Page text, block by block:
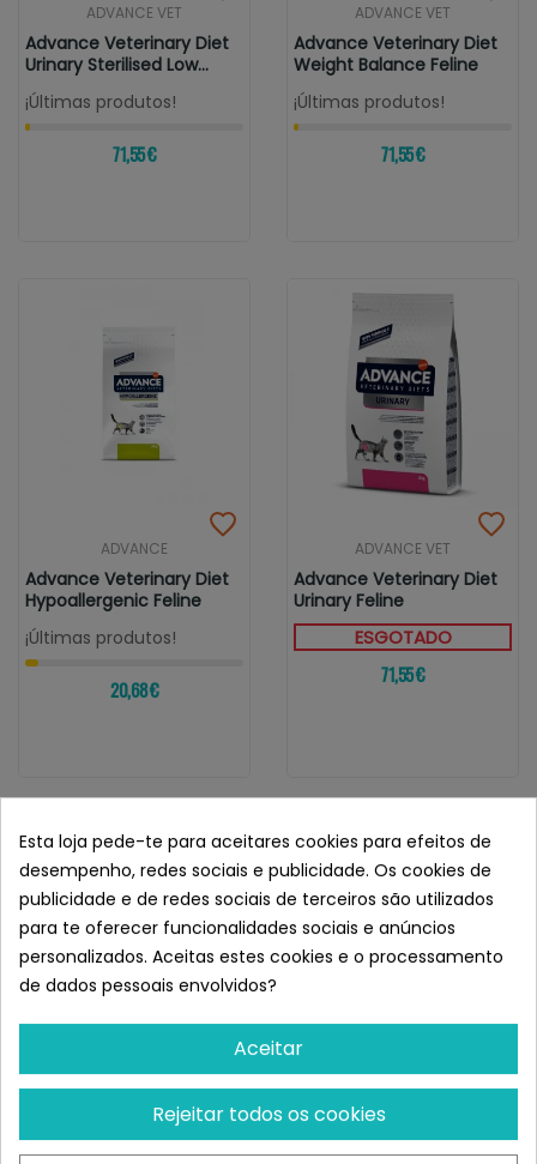
ADVANCE VET
Advance Veterinary Diet
Urinary Sterilised Low...
¡Últimas produtos!
71,55 €
ADVANCE VET
Advance Veterinary Diet
Weight Balance Feline
¡Últimas produtos!
71,55 €
ADVANCE
Advance Veterinary Diet
Hypoallergenic Feline
¡Últimas produtos!
20,68 €
ADVANCE VET
Advance Veterinary Diet
Urinary Feline
ESGOTADO
71,55 €
Chegámos ao fim desta página. Voltar ao topo
FAZ PARTE
DA FAMÍLIA SUPERPET
SUBSCREVER, CONHECER-NOS E TER
ACESSO A DESCONTOS EXCLUSIVOS
Esta loja pede-te para aceitares cookies para efeitos de
desempenho, redes sociais e publicidade. Os cookies de
publicidade e de redes sociais de terceiros são utilizados
para te oferecer funcionalidades sociais e anúncios
personalizados. Aceitas estes cookies e o processamento
de dados pessoais envolvidos?
Aceitar
Rejeitar todos os cookies